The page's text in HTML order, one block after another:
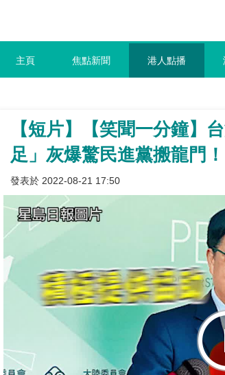
主頁 焦點新聞 港人點播
【短片】【笑聞一分鐘】
足」灰爆驚民進黨搬龍門！
發表於 2022-08-21 17:50